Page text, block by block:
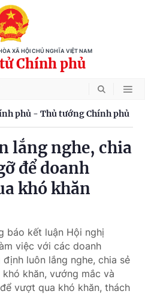
XÃ HỘI CHỦ NGHĨA VIỆT NAM
Chính phủ
phủ - Thủ tướng Chính phủ
lắng nghe, chia
để doanh
khó khăn
báo kết luận Hội nghị
việc với các doanh
luôn lắng nghe, chia sẻ
khăn, vướng mắc và
vượt qua khó khăn, thách